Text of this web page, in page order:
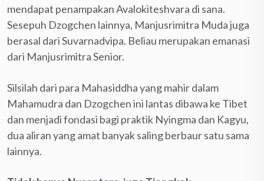
mendapat penampakan Avalokiteshvara di sana.
Sesepuh Dzogchen lainnya, Manjusrimitra Muda juga
berasal dari Suvarnadvipa. Beliau merupakan emanasi
dari Manjusrimitra Senior.
Silsilah dari para Mahasiddha yang mahir dalam
Mahamudra dan Dzogchen ini lantas dibawa ke Tibet
dan menjadi fondasi bagi praktik Nyingma dan Kagyu,
dua aliran yang amat banyak saling berbaur satu sama
lainnya.